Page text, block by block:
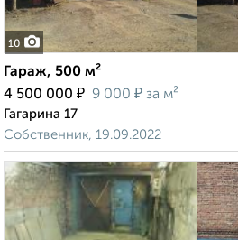
10
Гараж, 500 м²
4 500 000 ₽ 9 000 ₽ за м²
Гагарина 17
Собственник, 19.09.2022